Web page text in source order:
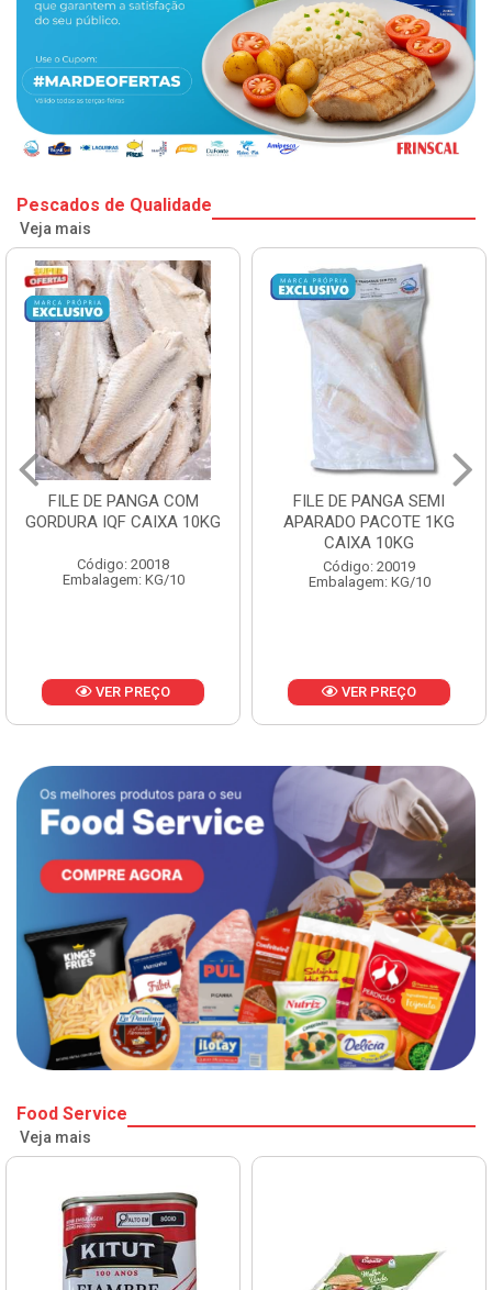
Pescados de Qualidade
Veja mais
FILE DE PANGA SEMI
APARADO PACOTE 1KG
Código: 20019
Embalagem: KG/10
VER PREÇO
POLACA DESFIADA
PESCAMARES PCT5KG
CX10KG
Código: 20161
Embalagem: KG/10
VER PREÇO
Food Service
Veja mais